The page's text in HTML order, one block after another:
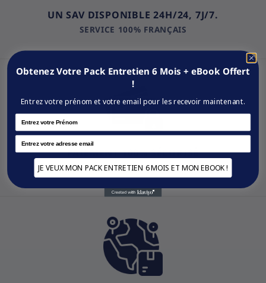
UN SAV DISPONIBLE 24H/24, 7J/7.
SERVICE 100% FRANÇAIS
PAIEMENT 100% SÉCURISÉ
VISA / MASTERCARD / PAYPAL
Obtenez Votre Pack Entretien 6 Mois + eBook Offert
!
Entrez votre prénom et votre email pour les recevoir maintenant.
Name
Email
JE VEUX MON PACK ENTRETIEN 6 MOIS ET MON EBOOK !